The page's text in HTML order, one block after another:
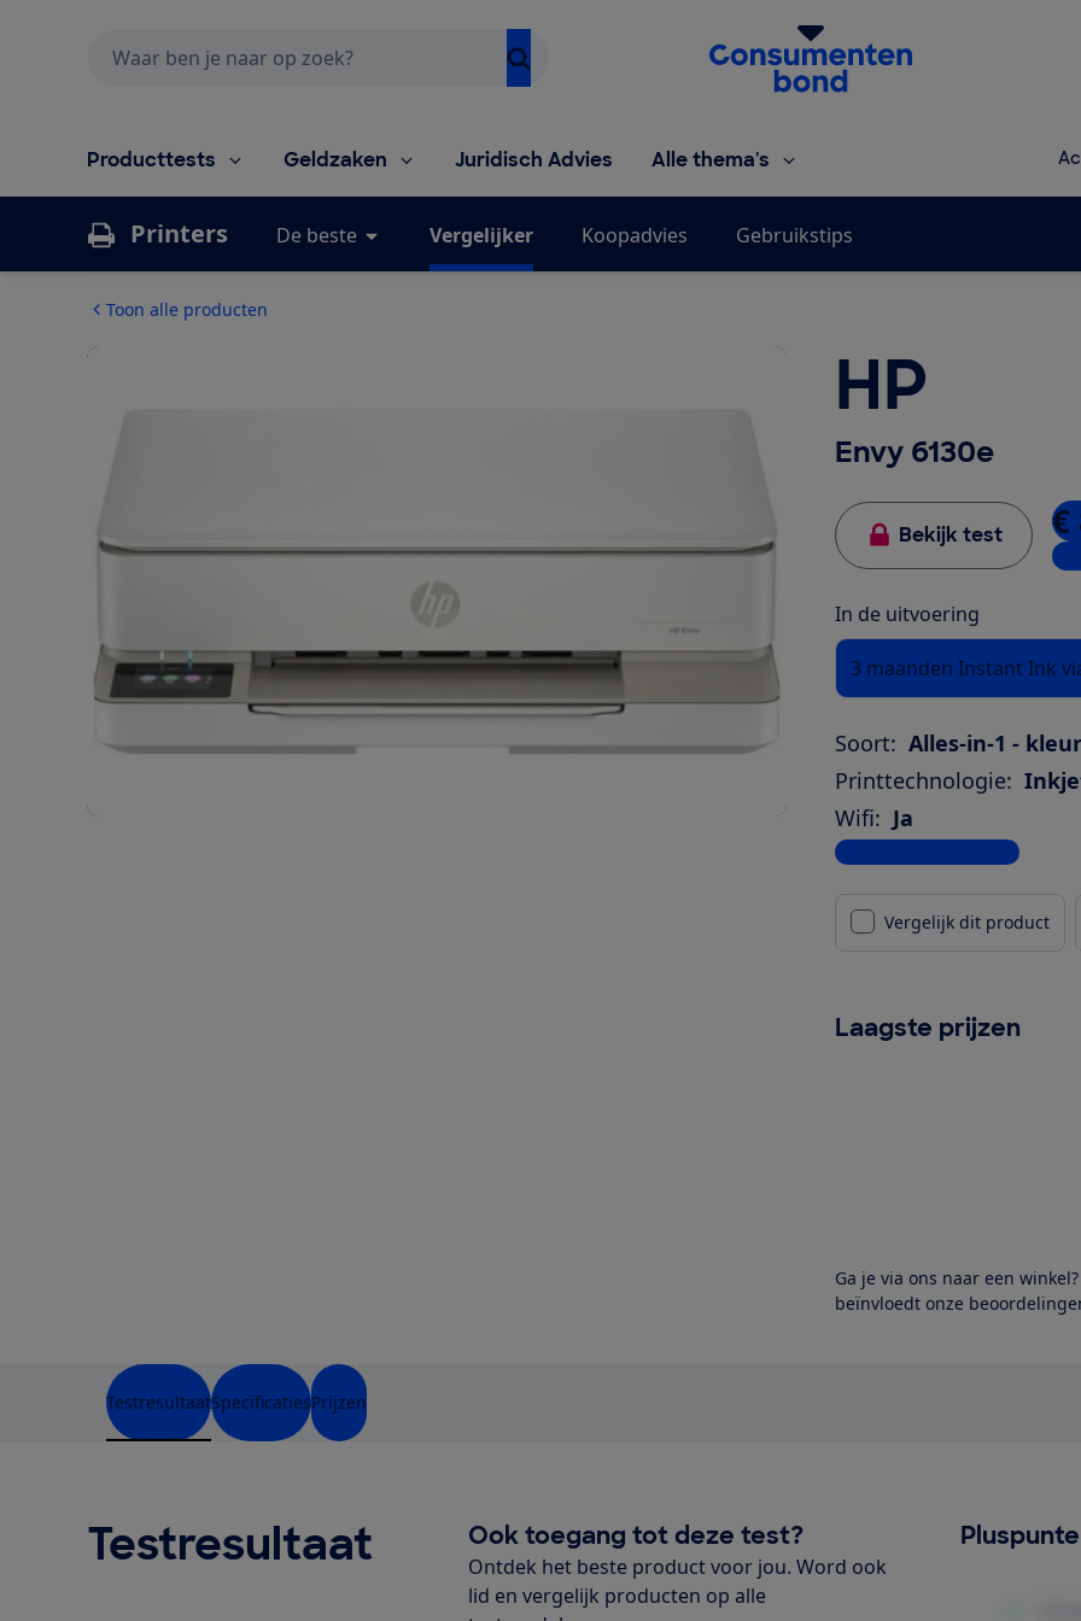
Homepage van de Consumentenbond
Producttests Geldzaken Juridisch Advies Alle thema's
Printers De beste Vergelijker Koopadvies Gebruikstips
Toon alle producten
HP
Envy 6130e
Bekijk test €
3
In de uitvoering
3 maanden Instant Ink
Soort: Alles-in-1 - kleur
Printtechnologie:
Wifi: Ja
Bekijk alle specificaties
Vergelijk dit product
Laagste prijzen
Ga je via ons naar een
beïnvloedt onze
TestresultaatSpecificatiesPrijzen
Testresultaat Ook toegang tot deze test?
Ontdek het beste product voor jou. Word ook
lid en vergelijk producten op alle